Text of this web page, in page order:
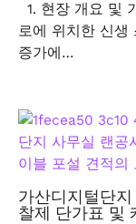
1. 현장 개요 및
로에 위치한 신생
증가에…
가산디지털단
찰제 단가표 및